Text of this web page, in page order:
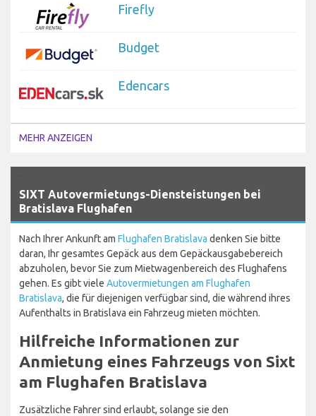
Firefly
Budget
Edencars
MEHR ANZEIGEN
SIXT Autovermietungs-Diensteistungen bei
Bratislava Flughafen
Nach Ihrer Ankunft am Flughafen Bratislava denken Sie bitte
daran, Ihr gesamtes Gepäck aus dem Gepäckausgabebereich
abzuholen, bevor Sie zum Mietwagenbereich des Flughafens
gehen. Es gibt viele Autovermietungen am Flughafen
Bratislava, die für diejenigen verfügbar sind, die während ihres
Aufenthalts in Bratislava ein Fahrzeug mieten möchten.
Hilfreiche Informationen zur
Anmietung eines Fahrzeugs von Sixt
am Flughafen Bratislava
Zusätzliche Fahrer sind erlaubt, solange sie den